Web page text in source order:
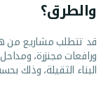
والطرق؟
قد تتطلب مشاريع من هذا
ورافعات مجنزرة،
البناء الثقيلة، وذلك